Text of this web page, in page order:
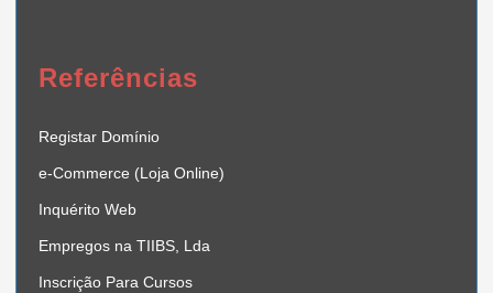
Referências
Registar Domínio
e-Commerce (Loja Online)
Inquérito Web
Empregos na TIIBS, Lda
Inscrição Para Cursos